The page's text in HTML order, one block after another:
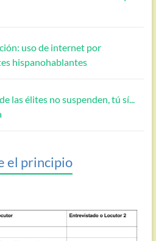
uso de internet por
hispanohablantes
las élites no suspenden, tú sí...
el principio